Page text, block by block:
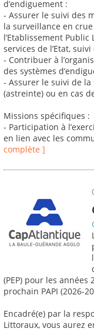
d’endiguement :
- Assurer le suivi des
la surveillance en
l’Etablissement
services de l’Etat,
- Contribuer à
des systèmes
- Assurer le suivi de
(astreinte) ou en cas
Missions spécifiques :
- Participation à
en lien avec les
complète ]
(PEP) pour les
prochain PAPI (2026-
Encadré(e) par la
Littoraux, vous aurez